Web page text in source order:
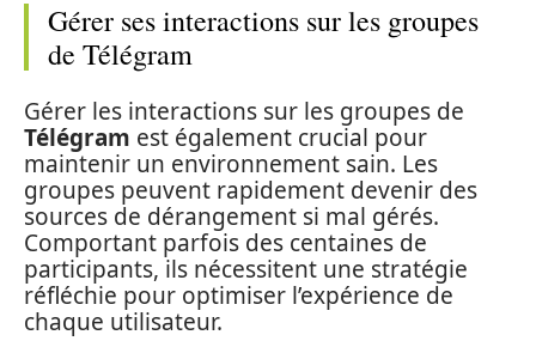
Gérer ses interactions sur les groupes
de Télégram
Gérer les interactions sur les groupes de
Télégram est également crucial pour
maintenir un environnement sain. Les
groupes peuvent rapidement devenir des
sources de dérangement si mal gérés.
Comportant parfois des centaines de
participants, ils nécessitent une stratégie
réfléchie pour optimiser l’expérience de
chaque utilisateur.